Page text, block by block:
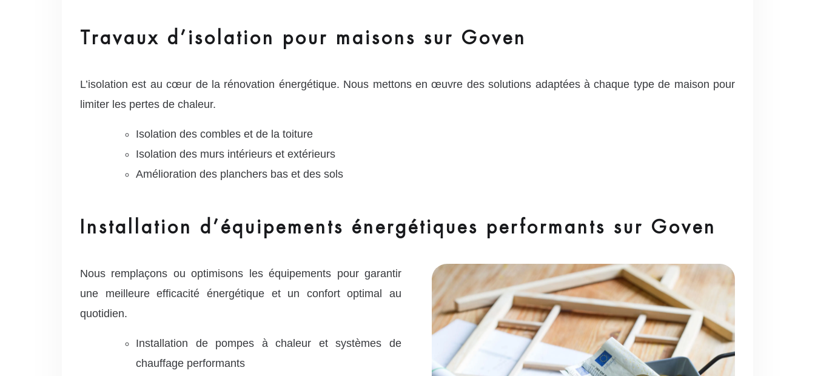
Travaux d’isolation pour maisons sur Goven
L’isolation est au cœur de la rénovation énergétique. Nous mettons en œuvre des solutions adaptées à chaque type de maison pour
limiter les pertes de chaleur.
Isolation des combles et de la toiture
Isolation des murs intérieurs et extérieurs
Amélioration des planchers bas et des sols
Installation d’équipements énergétiques performants sur Goven
Nous remplaçons ou optimisons les équipements pour garantir
une meilleure efficacité énergétique et un confort optimal au
quotidien.
Installation de pompes à chaleur et systèmes de
chauffage performants